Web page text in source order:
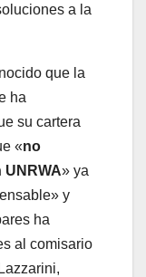
a la
que la
ha
su cartera
«no
» ya
y
ha
al comisario